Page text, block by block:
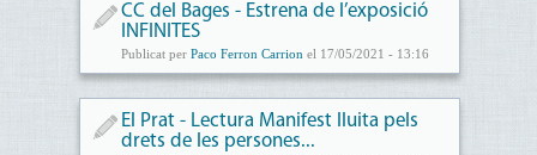
CC del Bages - Estrena de l’exposició
INFINITES
Publicat per Paco Ferron Carrion el 17/05/2021 - 13:16
El Prat - Lectura Manifest lluita pels
drets de les persones...